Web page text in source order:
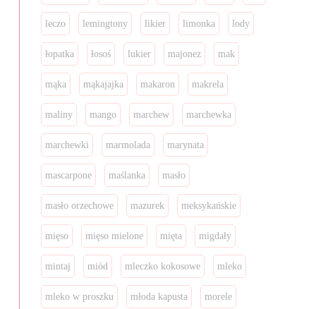
leczo lemingtony likier limonka lody
łopatka łosoś lukier majonez mak
mąka mąkajajka makaron makrela
maliny mango marchew marchewka
marchewki marmolada marynata
mascarpone maślanka masło
masło orzechowe mazurek meksykańskie
mięso mięso mielone mięta migdały
mintaj miód mleczko kokosowe mleko
mleko w proszku młoda kapusta morele